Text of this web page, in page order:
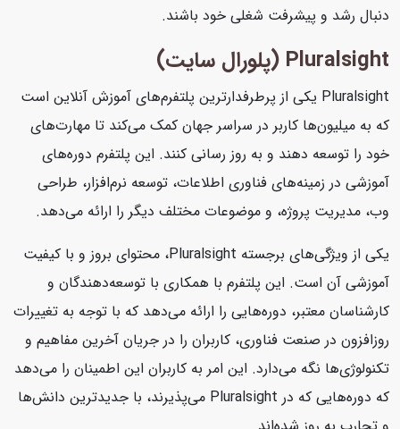
دنبال رشد و پیشرفت شغلی خود باشند.
Pluralsight (پلورال سایت)
Pluralsight یکی از پرطرفدارترین پلتفرم‌های آموزش آنلاین است
که به میلیون‌ها کاربر در سراسر جهان کمک می‌کند تا مهارت‌های
خود را توسعه دهند و به روز رسانی کنند. این پلتفرم دوره‌های
آموزشی در زمینه‌های فناوری اطلاعات، توسعه نرم‌افزار، طراحی
وب، مدیریت پروژه، و موضوعات مختلف دیگر را ارائه می‌دهد.
یکی از ویژگی‌های برجسته Pluralsight، محتوای بروز و با کیفیت
آموزشی آن است. این پلتفرم با همکاری با توسعه‌دهندگان و
کارشناسان معتبر، دوره‌هایی را ارائه می‌دهد که با توجه به تغییرات
روزافزون در صنعت فناوری، کاربران را در جریان آخرین مفاهیم و
تکنولوژی‌ها نگه می‌دارد. این امر به کاربران این اطمینان را می‌دهد
که دوره‌هایی که در Pluralsight می‌پذیرند، با جدیدترین دانش‌ها